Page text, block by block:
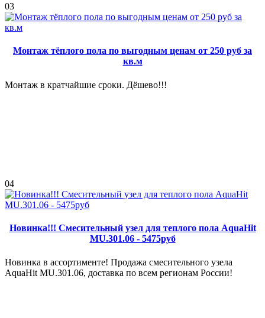
03
Монтаж тёплого пола по выгодным ценам от 250 руб за
кв.м
Монтаж в кратчайшие сроки. Дёшево!!!
04
Новинка!!! Смесительный узел для теплого пола AquaHit
MU.301.06 - 5475руб
Новинка в ассортименте! Продажа смесительного узела
AquaHit MU.301.06, доставка по всем регионам России!